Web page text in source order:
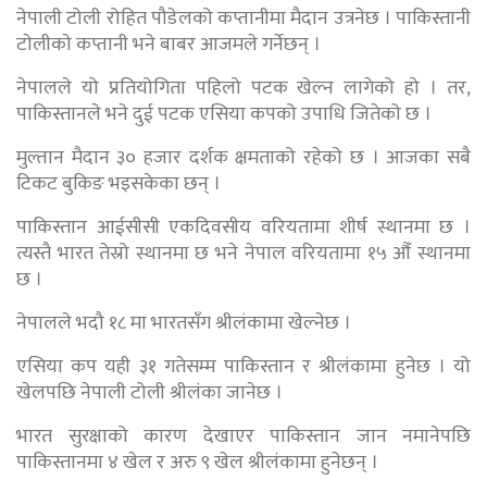
नेपाली टोली रोहित पौडेलको कप्तानीमा मैदान उत्रनेछ । पाकिस्तानी
टाेलीकाे कप्तानी भने बाबर आजमले गर्नेछन् ।
नेपालले यो प्रतियोगिता पहिलो पटक खेल्न लागेको हो । तर,
पाकिस्तानले भने दुई पटक एसिया कपको उपाधि जितेको छ ।
मुल्तान मैदान ३० हजार दर्शक क्षमताको रहेको छ । आजका सबै
टिकट बुकिङ भइसकेका छन् ।
पाकिस्तान आईसीसी एकदिवसीय वरियतामा शीर्ष स्थानमा छ ।
त्यस्तै भारत तेस्रो स्थानमा छ भने नेपाल वरियतामा १५ औँ स्थानमा
छ ।
नेपालले भदौ १८ मा भारतसँग श्रीलंकामा खेल्नेछ ।
एसिया कप यही ३१ गतेसम्म पाकिस्तान र श्रीलंकामा हुनेछ । यो
खेलपछि नेपाली टोली श्रीलंका जानेछ ।
भारत सुरक्षाको कारण देखाएर पाकिस्तान जान नमानेपछि
पाकिस्तानमा ४ खेल र अरु ९ खेल श्रीलंकामा हुनेछन् ।